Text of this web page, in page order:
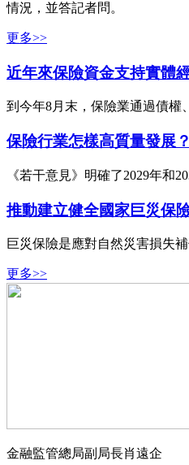
情況，並答記者問。
更多>>
近年來保險資金支持實體
到今年8月末，保險業通過債權
保險行業怎樣高質量發展
《若干意見》明確了2029年和
推動建立健全國家巨災保
巨災保險是應對自然災害損失
更多>>
金融監管總局副局長肖遠企